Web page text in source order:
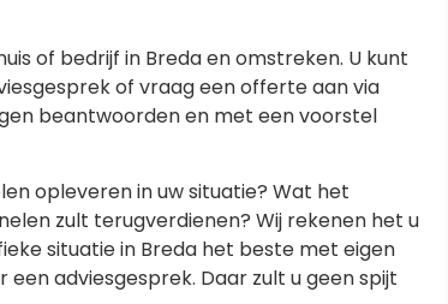
of bedrijf in Breda en omstreken. U kunt
of vraag een offerte aan via
beantwoorden en met een voorstel
opleveren in uw situatie? Wat het
zult terugverdienen? Wij rekenen het u
situatie in Breda het beste met eigen
adviesgesprek. Daar zult u geen spijt